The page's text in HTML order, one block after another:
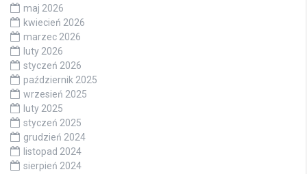
maj 2026
kwiecień 2026
marzec 2026
luty 2026
styczeń 2026
październik 2025
wrzesień 2025
luty 2025
styczeń 2025
grudzień 2024
listopad 2024
sierpień 2024